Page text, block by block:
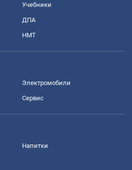
Учебники
ДПА
НМТ
Электромобили
Сервис
Напитки